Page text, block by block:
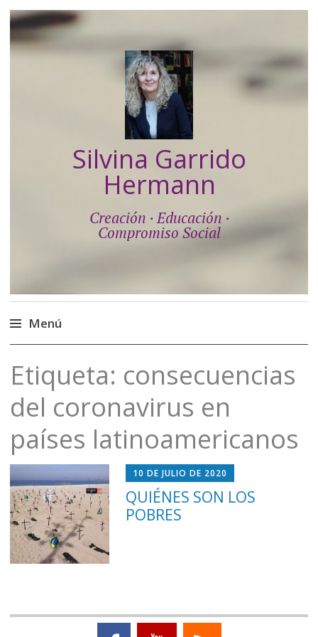
Silvina Garrido
Hermann
Creación · Educación ·
Compromiso Social
Menú
al
contenido
Etiqueta: consecuencias
del coronavirus en
países latinoamericanos
10 DE JULIO DE 2020
QUIÉNES SON LOS
POBRES